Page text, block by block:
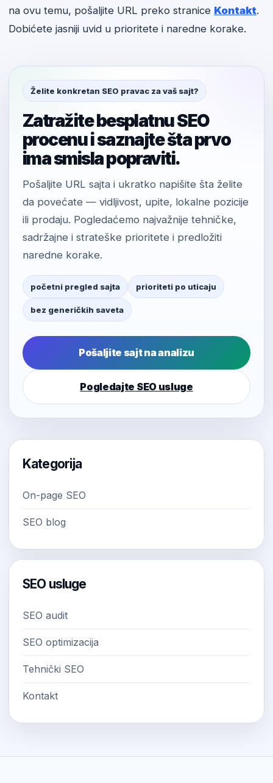
na ovu temu, pošaljite URL preko stranice Kontakt.
Dobićete jasniji uvid u prioritete i naredne korake.
Želite konkretan SEO pravac za vaš sajt?
Zatražite besplatnu SEO
procenu i saznajte šta prvo
ima smisla popraviti.
Pošaljite URL sajta i ukratko napišite šta želite
da povećate — vidljivost, upite, lokalne pozicije
ili prodaju. Pogledaćemo najvažnije tehničke,
sadržajne i strateške prioritete i predložiti
naredne korake.
početni pregled sajta prioriteti po uticaju
bez generičkih saveta
Pošaljite sajt na analizu
Pogledajte SEO usluge
Kategorija
On-page SEO
SEO blog
SEO usluge
SEO audit
SEO optimizacija
Tehnički SEO
Kontakt